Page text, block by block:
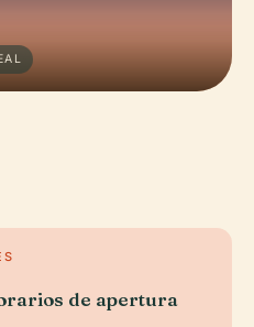
de apertura